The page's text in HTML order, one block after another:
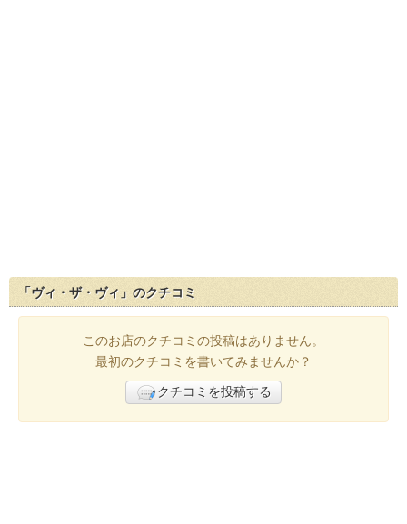
「ヴィ・ザ・ヴィ」のクチコミ
このお店のクチコミの投稿はありません。
最初のクチコミを書いてみませんか？
クチコミを投稿する